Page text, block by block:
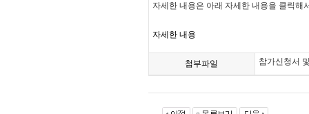
자세한 내용은 아래 자세한 내용을 클릭해
자세한 내용
첨부파일 참가신청서